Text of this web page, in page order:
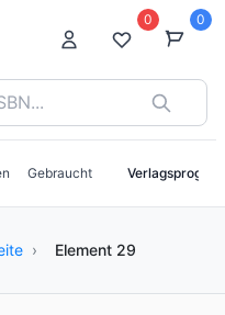
ISBN
0 0
Gebraucht
› Element 29